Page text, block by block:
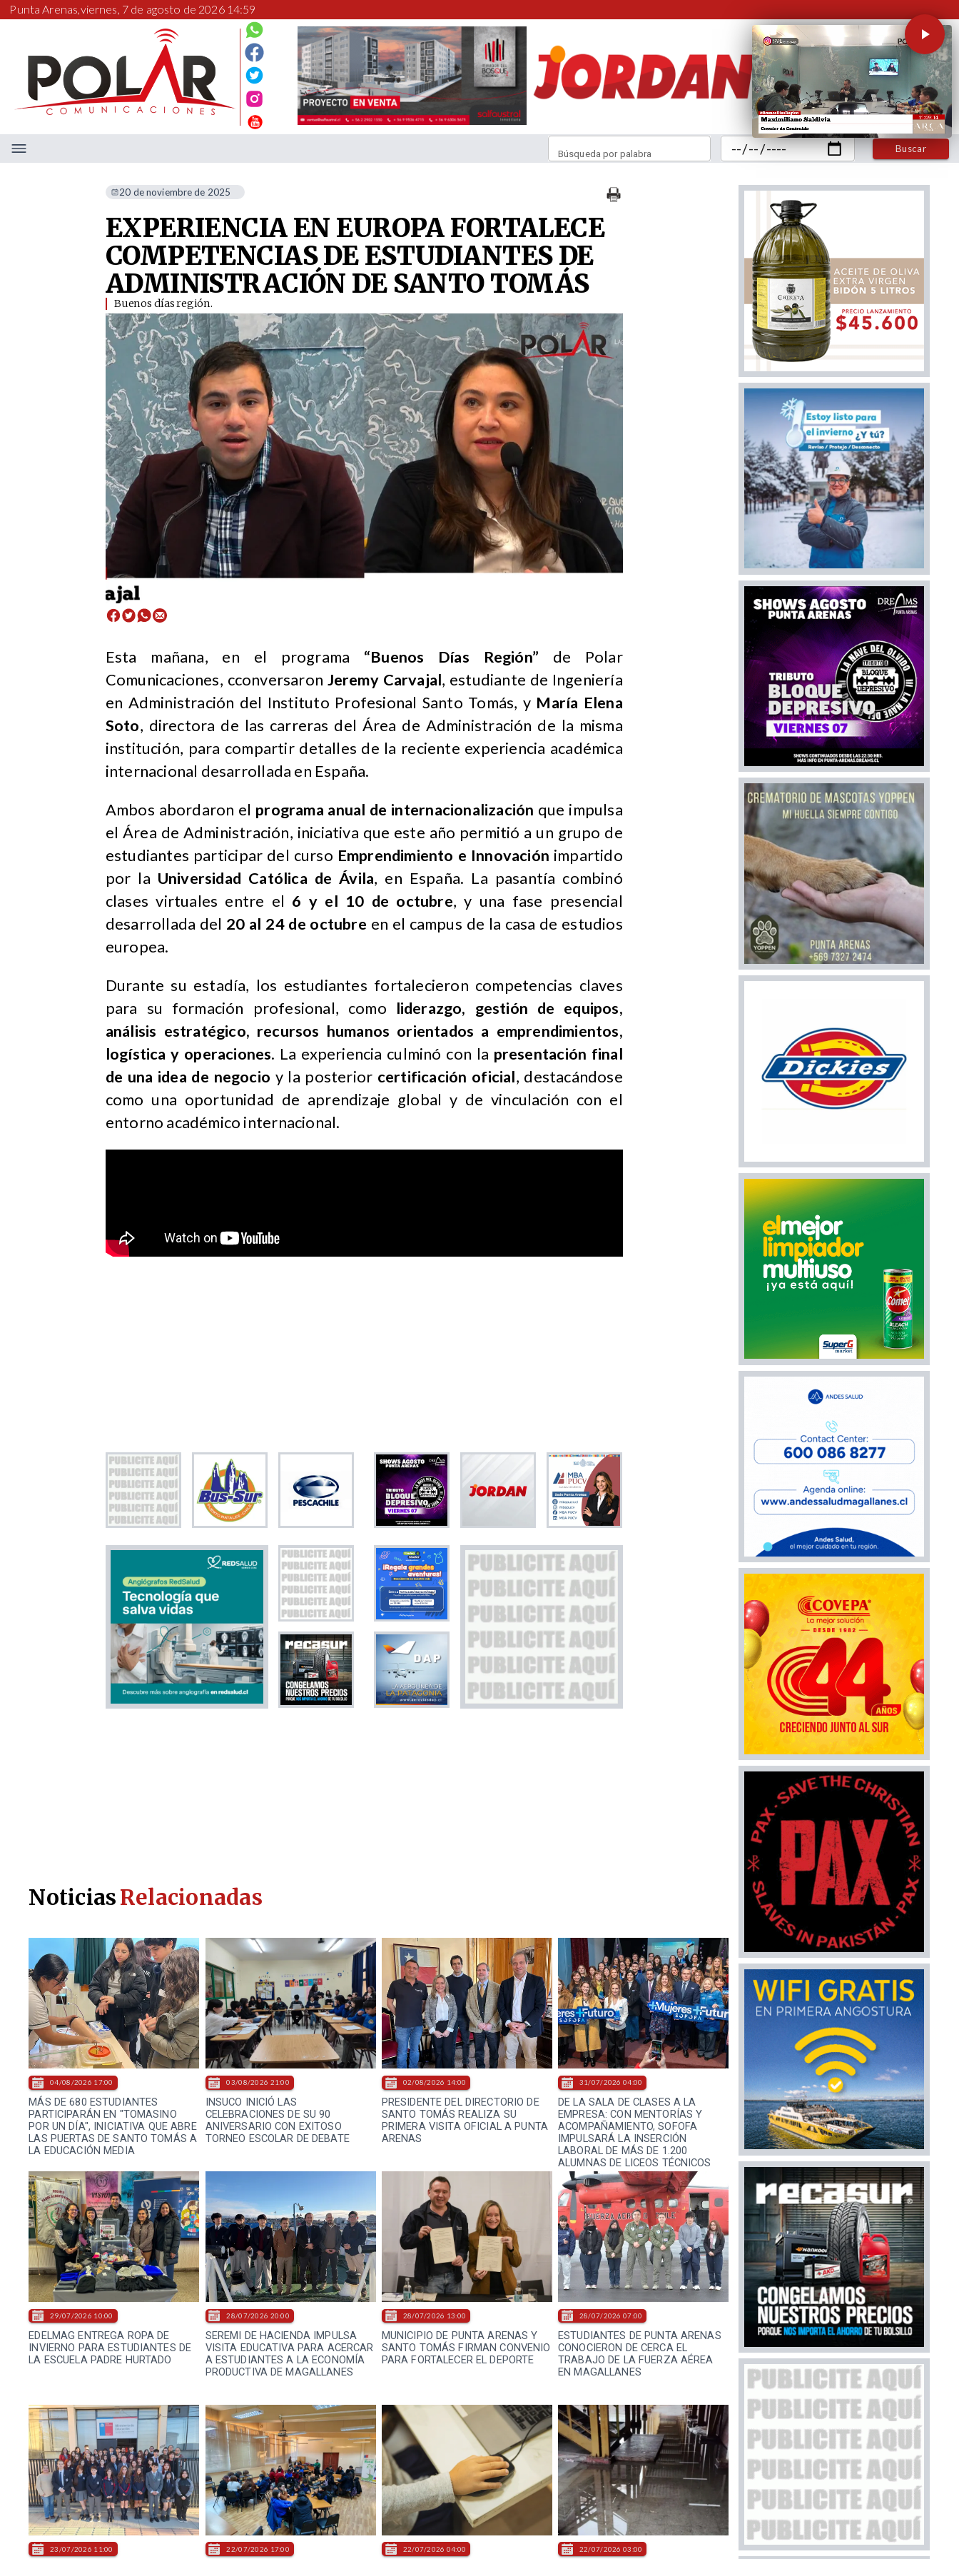
Punta Arenas,viernes, 7 de agosto de 2026 14:59
Buscar
Búsqueda por palabra
20 de noviembre de 2025
EXPERIENCIA EN EUROPA FORTALECE
COMPETENCIAS DE ESTUDIANTES DE
ADMINISTRACIÓN DE SANTO TOMÁS
Buenos días región.
Esta mañana, en el programa “Buenos Días Región” de Polar
Comunicaciones, cconversaron Jeremy Carvajal, estudiante de Ingeniería
en Administración del Instituto Profesional Santo Tomás, y María Elena
Soto, directora de las carreras del Área de Administración de la misma
institución, para compartir detalles de la reciente experiencia académica
internacional desarrollada en España.
Ambos abordaron el programa anual de internacionalización que impulsa
el Área de Administración, iniciativa que este año permitió a un grupo de
estudiantes participar del curso Emprendimiento e Innovación impartido
por la Universidad Católica de Ávila, en España. La pasantía combinó
clases virtuales entre el 6 y el 10 de octubre, y una fase presencial
desarrollada del 20 al 24 de octubre en el campus de la casa de estudios
europea.
Durante su estadía, los estudiantes fortalecieron competencias claves
para su formación profesional, como liderazgo, gestión de equipos,
análisis estratégico, recursos humanos orientados a emprendimientos,
logística y operaciones. La experiencia culminó con la presentación final
de una idea de negocio y la posterior certificación oficial, destacándose
como una oportunidad de aprendizaje global y de vinculación con el
entorno académico internacional.
MÁS DE 680 ESTUDIANTES
PARTICIPARÁN EN "TOMASINO
POR UN DÍA", INICIATIVA QUE ABRE
LAS PUERTAS DE SANTO TOMÁS A
LA EDUCACIÓN MEDIA
04/08/2026 17:00
INSUCO INICIÓ LAS
CELEBRACIONES DE SU 90
ANIVERSARIO CON EXITOSO
TORNEO ESCOLAR DE DEBATE
03/08/2026 21:00
PRESIDENTE DEL DIRECTORIO DE
SANTO TOMÁS REALIZA SU
PRIMERA VISITA OFICIAL A PUNTA
ARENAS
02/08/2026 14:00
DE LA SALA DE CLASES A LA
EMPRESA: CON MENTORÍAS Y
ACOMPAÑAMIENTO, SOFOFA
IMPULSARÁ LA INSERCIÓN
LABORAL DE MÁS DE 1.200
ALUMNAS DE LICEOS TÉCNICOS
31/07/2026 04:00
EDELMAG ENTREGA ROPA DE
INVIERNO PARA ESTUDIANTES DE
LA ESCUELA PADRE HURTADO
29/07/2026 10:00
SEREMI DE HACIENDA IMPULSA
VISITA EDUCATIVA PARA ACERCAR
A ESTUDIANTES A LA ECONOMÍA
PRODUCTIVA DE MAGALLANES
28/07/2026 20:00
MUNICIPIO DE PUNTA ARENAS Y
SANTO TOMÁS FIRMAN CONVENIO
PARA FORTALECER EL DEPORTE
28/07/2026 13:00
ESTUDIANTES DE PUNTA ARENAS
CONOCIERON DE CERCA EL
TRABAJO DE LA FUERZA AÉREA
EN MAGALLANES
28/07/2026 07:00
23/07/2026 11:00 22/07/2026 17:00 22/07/2026 04:00 22/07/2026 03:00
NoticiasRelacionadas